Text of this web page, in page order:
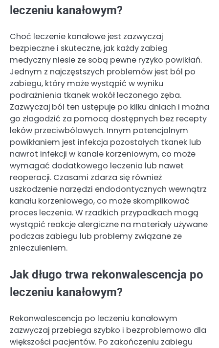
leczeniu kanałowym?
Choć leczenie kanałowe jest zazwyczaj
bezpieczne i skuteczne, jak każdy zabieg
medyczny niesie ze sobą pewne ryzyko powikłań.
Jednym z najczęstszych problemów jest ból po
zabiegu, który może wystąpić w wyniku
podrażnienia tkanek wokół leczonego zęba.
Zazwyczaj ból ten ustępuje po kilku dniach i można
go złagodzić za pomocą dostępnych bez recepty
leków przeciwbólowych. Innym potencjalnym
powikłaniem jest infekcja pozostałych tkanek lub
nawrot infekcji w kanale korzeniowym, co może
wymagać dodatkowego leczenia lub nawet
reoperacji. Czasami zdarza się również
uszkodzenie narzędzi endodontycznych wewnątrz
kanału korzeniowego, co może skomplikować
proces leczenia. W rzadkich przypadkach mogą
wystąpić reakcje alergiczne na materiały używane
podczas zabiegu lub problemy związane ze
znieczuleniem.
Jak długo trwa rekonwalescencja po
leczeniu kanałowym?
Rekonwalescencja po leczeniu kanałowym
zazwyczaj przebiega szybko i bezproblemowo dla
większości pacjentów. Po zakończeniu zabiegu